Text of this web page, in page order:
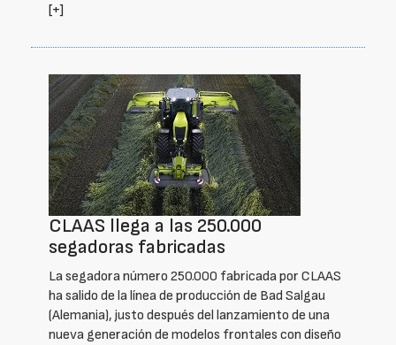
[+]
CLAAS llega a las 250.000
segadoras fabricadas
La segadora número 250.000 fabricada por CLAAS
ha salido de la línea de producción de Bad Salgau
(Alemania), justo después del lanzamiento de una
nueva generación de modelos frontales con diseño